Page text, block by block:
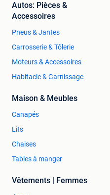
Autos: Pièces &
Accessoires
Pneus & Jantes
Carrosserie & Tôlerie
Moteurs & Accessoires
Habitacle & Garnissage
Maison & Meubles
Canapés
Lits
Chaises
Tables à manger
Vêtements | Femmes